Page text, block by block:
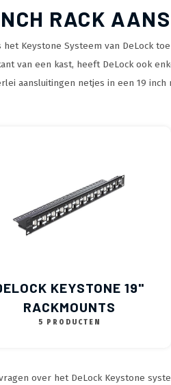
RACK
het Keystone Systeem van DeLock
van een kast, heeft DeLock ook
aansluitingen netjes in een 19 inch
KEYSTONE 19"
RACKMOUNTS
5 PRODUCTEN
over het DeLock Keystone